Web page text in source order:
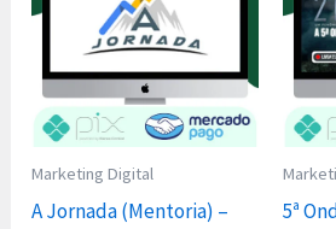
Marketing Digital
A Jornada (Mentoria) –
5ª